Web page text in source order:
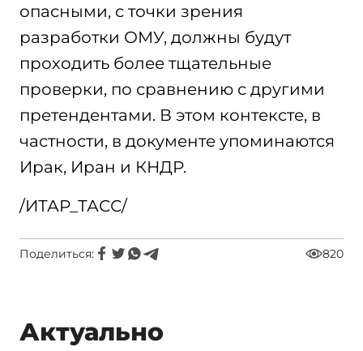
опасными, с точки зрения
разработки ОМУ, должны будут
проходить более тщательные
проверки, по сравнению с другими
претендентами. В этом контексте, в
частности, в документе упоминаются
Ирак, Иран и КНДР.
/ИТАР_ТАСС/
Поделиться: 820
Актуально